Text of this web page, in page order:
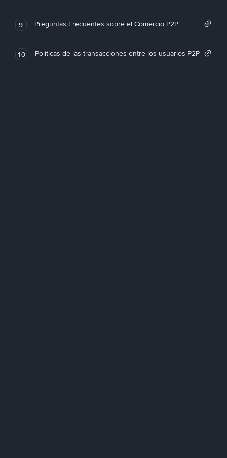
9 Preguntas Frecuentes sobre el Comercio P2P
10 Políticas de las transacciones entre los usuarios P2P